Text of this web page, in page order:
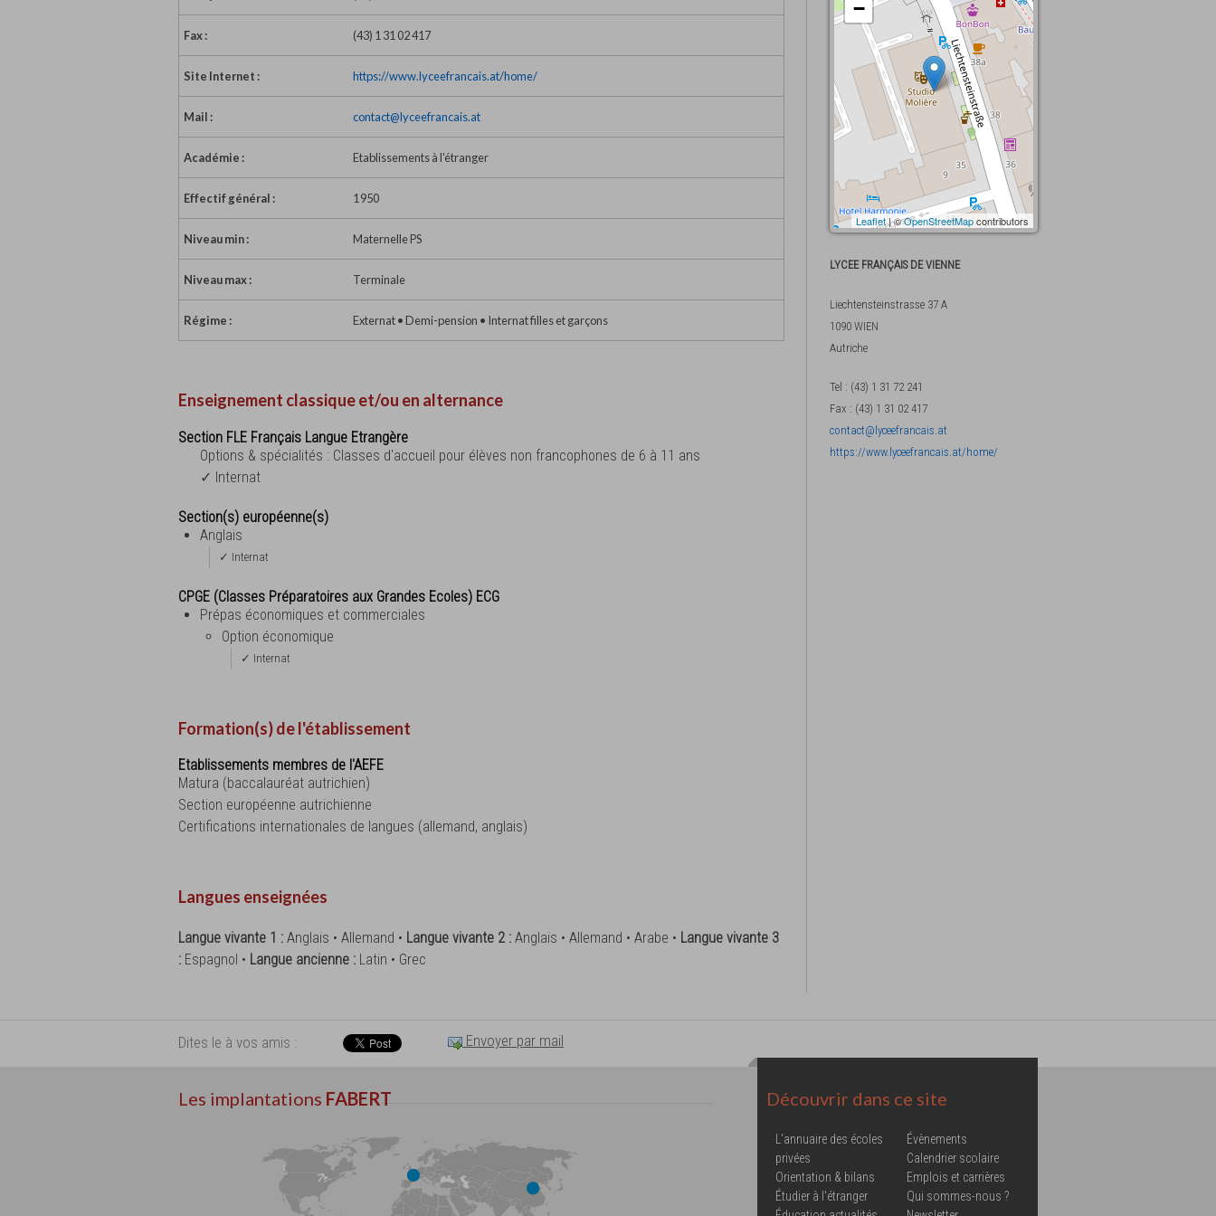
Fax : (43) 1 31 02 417
Site Internet : https://www.lyceefrancais.at/home/
Mail : contact@lyceefrancais.at
Académie : Etablissements à l'étranger
Effectif général : 1 950
Niveau min : Maternelle PS
Niveau max : Terminale
Régime : Externat • Demi-pension • Internat filles et garçons
Enseignement classique et/ou en alternance
Section FLE Français Langue Etrangère
Options & spécialités : Classes d'accueil pour élèves non francophones de 6 à 11 ans
✓ Internat
Section(s) européenne(s)
Anglais
✓ Internat
CPGE (Classes Préparatoires aux Grandes Ecoles) ECG
Prépas économiques et commerciales
Option économique
✓ Internat
Formation(s) de l'établissement
Etablissements membres de l'AEFE
Matura (baccalauréat autrichien)
Section européenne autrichienne
Certifications internationales de langues (allemand, anglais)
Langues enseignées
Langue vivante 1 : Anglais • Allemand • Langue vivante 2 : Anglais • Allemand • Arabe • Langue vivante 3
: Espagnol • Langue ancienne : Latin • Grec
−
Leaflet| ©OpenStreetMapcontributors
LYCEE FRANÇAIS DE VIENNE
Liechtensteinstrasse 37 A
1090 WIEN
Autriche
Tel : (43) 1 31 72 241
Fax : (43) 1 31 02 417
contact@lyceefrancais.at
https://www.lyceefrancais.at/home/
Dites le à vos amis : Envoyer par mail
Les implantations FABERT Découvrir dans ce site
L'annuaire des écoles
privées
Orientation & bilans
Étudier à l'étranger
Évènements
Calendrier scolaire
Emplois et carrières
Qui sommes-nous ?